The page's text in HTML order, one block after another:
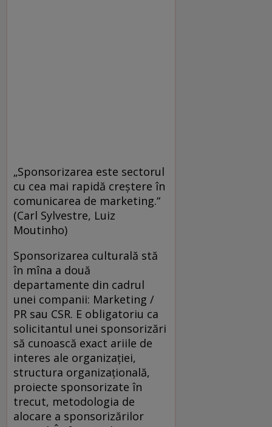
„Sponsorizarea este sectorul
cu cea mai rapidă creştere în
comunicarea de marketing.“
(Carl Sylvestre, Luiz
Moutinho)
Sponsorizarea culturală stă
în mîna a două
departamente din cadrul
unei companii: Marketing /
PR sau CSR. E obligatoriu ca
solicitantul unei sponsorizări
să cunoască exact ariile de
interes ale organizaţiei,
structura organizaţională,
proiecte sponsorizate în
trecut, metodologia de
alocare a sponsorizărilor